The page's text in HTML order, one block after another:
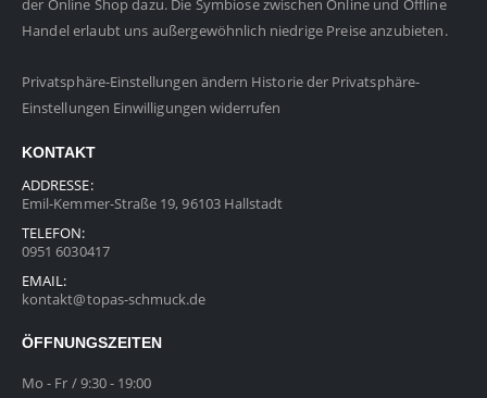
der Online Shop dazu. Die Symbiose zwischen Online und Offline
Handel erlaubt uns außergewöhnlich niedrige Preise anzubieten.
Privatsphäre-Einstellungen ändern Historie der Privatsphäre-
Einstellungen Einwilligungen widerrufen
KONTAKT
ADDRESSE:
Emil-Kemmer-Straße 19, 96103 Hallstadt
TELEFON:
0951 6030417
EMAIL:
kontakt@topas-schmuck.de
ÖFFNUNGSZEITEN
Mo - Fr / 9:30 - 19:00